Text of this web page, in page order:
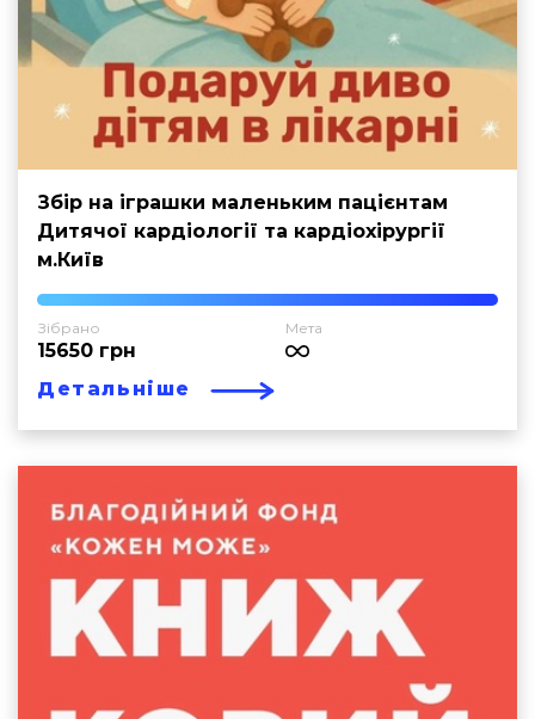
Збір на іграшки маленьким пацієнтам
Дитячої кардіології та кардіохірургії
м.Київ
Зібрано
15650 грн
Мета
Детальніше